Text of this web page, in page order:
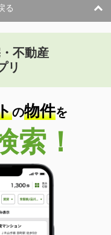
る
不動産
リ
の物件を
索！